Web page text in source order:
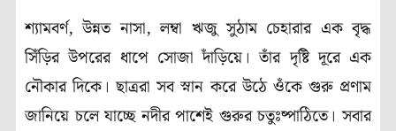
শ্যামবর্ণ, উন্নত নাসা, লম্বা ঋজু সুঠাম চেহারার এক বৃদ্ধ
সিঁড়ির উপরের ধাপে সোজা দাঁড়িয়ে। তাঁর দৃষ্টি দূরে এক
নৌকার দিকে। ছাত্ররা সব স্নান করে উঠে ওঁকে গুরু প্রণাম
জানিয়ে চলে যাচ্ছে নদীর পাশেই গুরুর চতুঃষ্পাঠিতে। সবার